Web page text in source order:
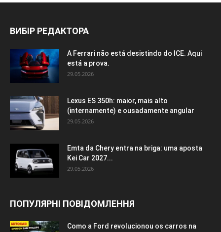
ВИБІР РЕДАКТОРА
A Ferrari não está desistindo do ICE. Aqui
está a prova.
29.05.2026
Lexus ES 350h: maior, mais alto
(internamente) e ousadamente angular
29.05.2026
Emta da Chery entra na briga: uma aposta
Kei Car 2027...
29.05.2026
ПОПУЛЯРНІ ПОВІДОМЛЕННЯ
Como a Ford revolucionou os carros na